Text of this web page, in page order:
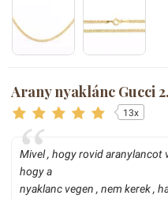
Arany nyaklánc Gucci
13x
Mivel , hogy rovid aranylancot
hogy a
nyaklanc vegen , nem kerek ,